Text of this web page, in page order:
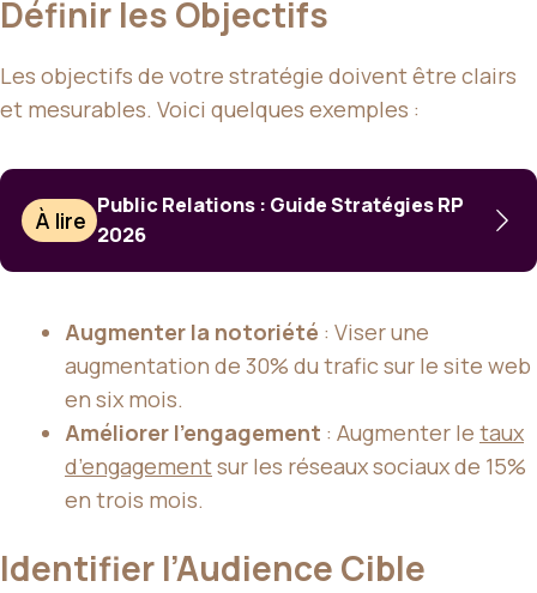
Définir les Objectifs
Les objectifs de votre stratégie doivent être clairs
et mesurables. Voici quelques exemples :
À lire
Public Relations : Guide Stratégies RP
2026
Augmenter la notoriété : Viser une
augmentation de 30% du trafic sur le site web
en six mois.
Améliorer l’engagement : Augmenter le taux
d’engagementsur les réseaux sociaux de 15%
en trois mois.
Identifier l’Audience Cible